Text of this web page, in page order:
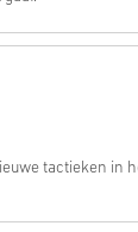
tactieken in